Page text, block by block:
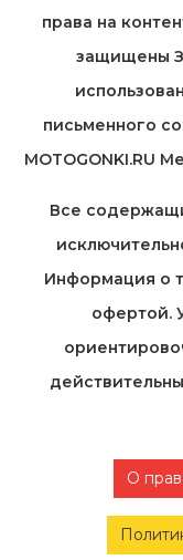
права на
защищены
письменного
MOTOGONKI.RU
Все
Информация о
офертой.
О